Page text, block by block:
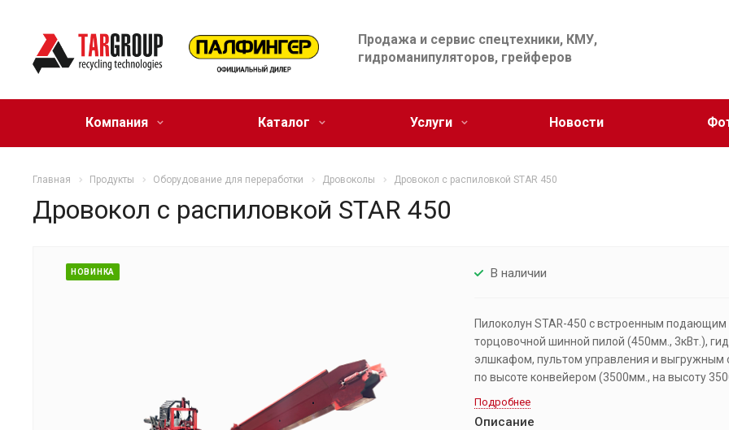
Продажа и сервис спецтехники, КМУ,
гидроманипуляторов, грейферов
Компания Каталог Услуги Новости
Главная Продукты Оборудование для переработки Дровоколы Дровокол с распиловкой STAR 450
Дровокол с распиловкой STAR 450
НОВИНКА В наличии
Пилоколун STAR-450 с встроенным
торцовочной шинной пилой (450мм., 3кВт.),
элшкафом, пультом управления и выгружным
по высоте конвейером (3500мм., на высоту
Подробнее
Описание